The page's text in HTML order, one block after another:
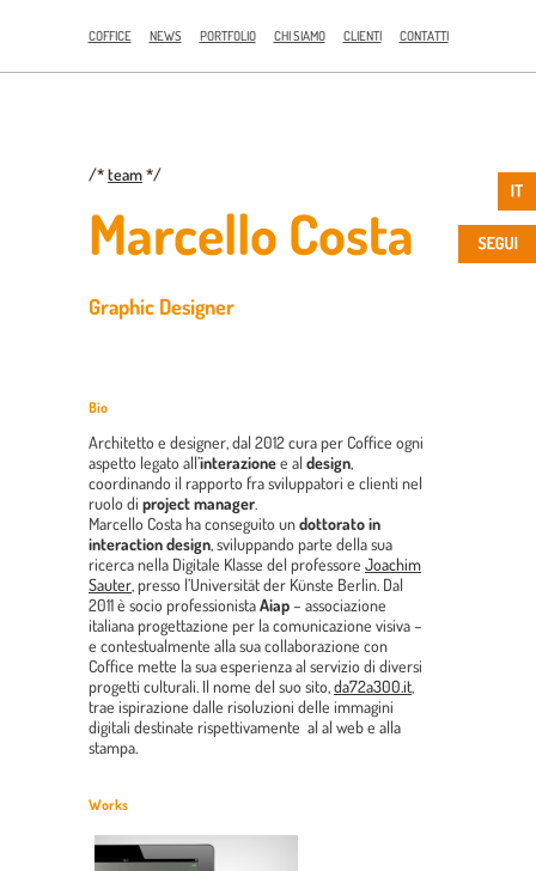
COFFICE NEWS PORTFOLIO CHI SIAMO CLIENTI CONTATTI
/*team*/
Marcello Costa
Graphic Designer
Bio
Architetto e designer, dal 2012 cura per Coffice ogni
aspetto legato all’interazionee al design,
coordinando il rapporto fra sviluppatori e clienti nel
ruolo di project manager.
Marcello Costa ha conseguito undottorato in
interaction design, sviluppando parte della sua
ricerca nella Digitale Klasse del professore Joachim
Sauter, presso l’Universität der Künste Berlin. Dal
2011 è socio professionistaAiap– associazione
italiana progettazione per la comunicazione visiva –
e contestualmente alla sua collaborazione con
Coffice mette la sua esperienza al servizio di diversi
progetti culturali. Il nome del suo sito,da72a300.it,
trae ispirazione dalle risoluzioni delle immagini
digitali destinate rispettivamente al al web e alla
stampa.
Works